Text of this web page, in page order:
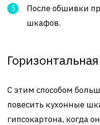
После обшивки
шкафов.
С этим способом
повесить кухонные
гипсокартона, когда